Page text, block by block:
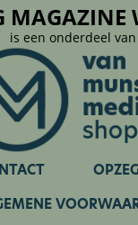
MAGAZINE
is een onderdeel van